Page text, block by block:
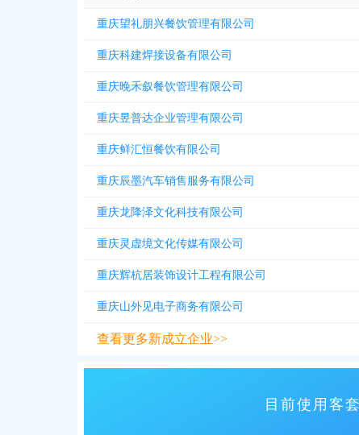
重庆望礼朋兴餐饮管理有限公司
重庆科建焊接设备有限公司
重庆晚禾叙餐饮管理有限公司
重庆昱普达企业管理有限公司
重庆鲜汇恒餐饮有限公司
重庆辰墨汽车销售服务有限公司
重庆龙降泽文化科技有限公司
重庆灵虚境文化传媒有限公司
重庆辉杭居装饰设计工程有限公司
重庆山外见电子商务有限公司
查看更多新成立企业>>
目前使用客